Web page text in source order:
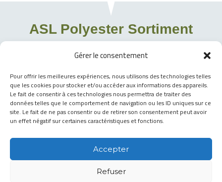
Gérer le consentement
Pour offrir les meilleures expériences, nous utilisons des technologies telles
que les cookies pour stocker et/ou accéder aux informations des appareils.
Le fait de consentir à ces technologies nous permettra de traiter des
données telles que le comportement de navigation ou les ID uniques sur ce
site. Le fait de ne pas consentir ou de retirer son consentement peut avoir
un effet négatif sur certaines caractéristiques et fonctions.
Accepter
Refuser
ASL Polyester Sortiment
1,80 278
2,00 227
2,20 188
3,00 101